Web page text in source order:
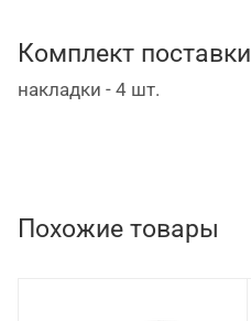
Комплект поставки
накладки - 4 шт.
Похожие товары